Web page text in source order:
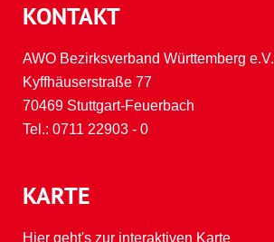
KONTAKT
AWO Bezirksverband Württemberg e.V.
Kyffhäuserstraße 77
70469 Stuttgart-Feuerbach
Tel.: 0711 22903 - 0
KARTE
Hier geht's zur interaktiven Karte